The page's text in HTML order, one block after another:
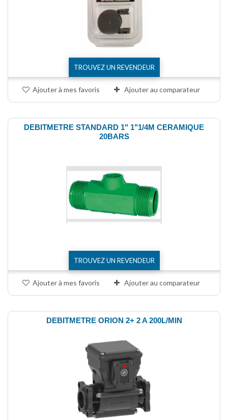
TROUVEZ UN REVENDEUR
Ajouter à mes favoris Ajouter au comparateur
DEBITMETRE STANDARD 1" 1"1/4M CERAMIQUE
20BARS
TROUVEZ UN REVENDEUR
Ajouter à mes favoris Ajouter au comparateur
DEBITMETRE ORION 2+ 2 A 200L/MIN